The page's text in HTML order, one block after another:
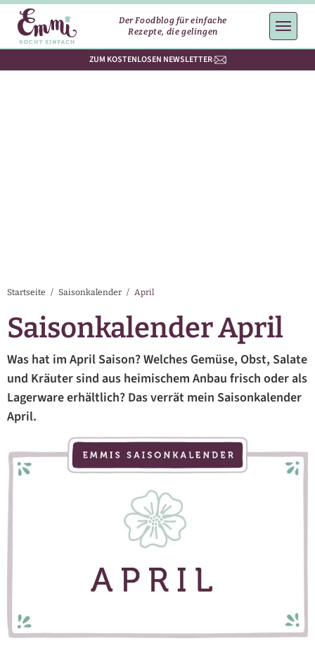
Der Foodblog für einfache
Rezepte, die gelingen
ZUM KOSTENLOSEN NEWSLETTER
Startseite / Saisonkalender / April
Saisonkalender April
Was hat im April Saison? Welches Gemüse, Obst, Salate
und Kräuter sind aus heimischem Anbau frisch oder als
Lagerware erhältlich? Das verrät mein Saisonkalender
April.